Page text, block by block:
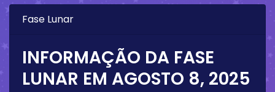
Fase Lunar
INFORMAÇÃO DA FASE
LUNAR EM AGOSTO 8, 2025